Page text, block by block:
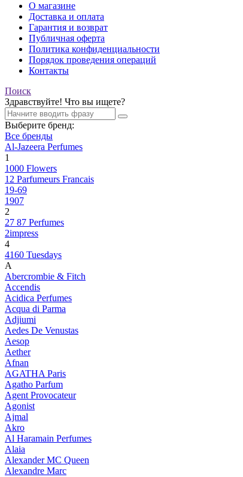
О магазине
Доставка и оплата
Гарантия и возврат
Публичная оферта
Политика конфиденциальности
Порядок проведения операций
Контакты
Поиск
Здравствуйте! Что вы ищете?
Выберите бренд:
Все бренды
Al-Jazeera Perfumes
1
1000 Flowers
12 Parfumeurs Francais
19-69
1907
2
27 87 Perfumes
2impress
4
4160 Tuesdays
A
Abercrombie & Fitch
Accendis
Acidica Perfumes
Acqua di Parma
Adjiumi
Aedes De Venustas
Aesop
Aether
Afnan
AGATHA Paris
Agatho Parfum
Agent Provocateur
Agonist
Ajmal
Akro
Al Haramain Perfumes
Alaia
Alexander MC Queen
Alexandre Marc